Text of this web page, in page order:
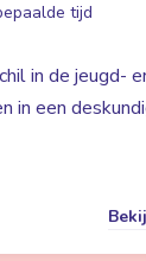
tijd
in de jeugd-
in een